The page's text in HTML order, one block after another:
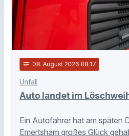
notes 08. August 2026 08:17
Unfall
Auto landet im
Ein Autofahrer hat am späten
Emertsham großes Glück